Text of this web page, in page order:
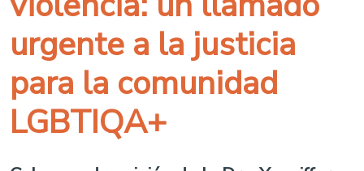
urgente a la justicia
para la comunidad
LGBTIQA+